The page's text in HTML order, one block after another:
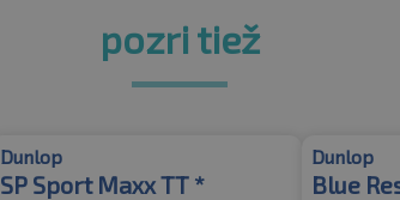
pozri tiež
Dunlop
SP Sport Maxx TT *
Dunlop
Blue